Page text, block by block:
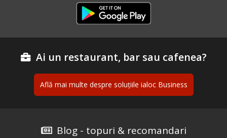
Ai un restaurant, bar sau cafenea?
Află mai multe despre soluțiile ialoc Business
Blog - topuri & recomandari